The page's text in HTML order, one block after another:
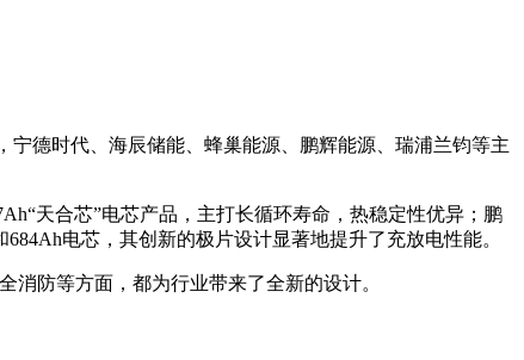
德时代、海辰储能、蜂巢能源、鹏辉能源、瑞浦兰钧等主
天合芯”电芯产品，主打长循环寿命，热稳定性优异；鹏
电芯，其创新的极片设计显著地提升了充放电性能。
防等方面，都为行业带来了全新的设计。